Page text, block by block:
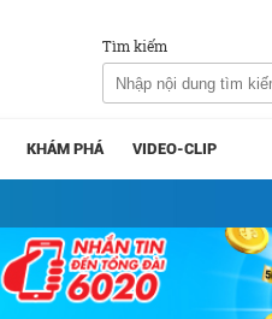
Tìm kiếm
KHÁM PHÁ VIDEO-CLIP